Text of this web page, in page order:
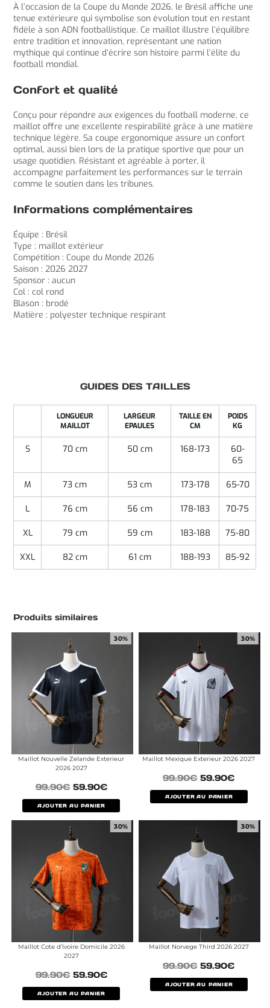
À l’occasion de la Coupe du Monde 2026, le Brésil affiche une
tenue extérieure qui symbolise son évolution tout en restant
fidèle à son ADN footballistique. Ce maillot illustre l’équilibre
entre tradition et innovation, représentant une nation
mythique qui continue d’écrire son histoire parmi l’élite du
football mondial.
Confort et qualité
Conçu pour répondre aux exigences du football moderne, ce
maillot offre une excellente respirabilité grâce à une matière
technique légère. Sa coupe ergonomique assure un confort
optimal, aussi bien lors de la pratique sportive que pour un
usage quotidien. Résistant et agréable à porter, il
accompagne parfaitement les performances sur le terrain
comme le soutien dans les tribunes.
Informations complémentaires
Équipe : Brésil
Type : maillot extérieur
Compétition : Coupe du Monde 2026
Saison : 2026 2027
Sponsor : aucun
Col : col rond
Blason : brodé
Matière : polyester technique respirant
GUIDES DES TAILLES
LONGUEUR
MAILLOT
LARGEUR
EPAULES
TAILLE EN
CM
POIDS
KG
S 70 cm 50 cm 168-173
60-
65
M 73 cm 53 cm 173-178 65-70
L 76 cm 56 cm 178-183 70-75
XL 79 cm 59 cm 183-188 75-80
XXL 82 cm 61 cm 188-193 85-92
Produits similaires
30%
Maillot Nouvelle Zelande Exterieur
2026 2027
99.90€ 59.90€
AJOUTER AU PANIER
30%
Maillot Mexique Exterieur 2026 2027
99.90€ 59.90€
AJOUTER AU PANIER
30%
Maillot Cote d’Ivoire Domicile 2026
2027
99.90€ 59.90€
AJOUTER AU PANIER
30%
Maillot Norvege Third 2026 2027
99.90€ 59.90€
AJOUTER AU PANIER